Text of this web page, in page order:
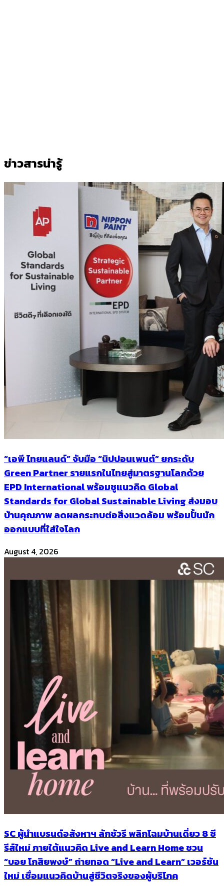
ข่าวสารน่ารู้
“เอพี ไทยแลนด์” จับมือ “นิปปอนเพนต์” ยกระดับ
Green Partner รายแรกในไทยสู่มาตรฐานโลกด้วย
EPD International พร้อมชูแนวคิด Global
Standards for Global Sustainable Living ส่งมอบ
บ้านคุณภาพ ลดผลกระทบต่อสิ่งแวดล้อม พร้อมปั้นนัก
ออกแบบที่ใส่ใจโลก
August 4, 2026
SC ผู้นำแบรนด์อสังหาฯ ลักชัวรี พลิกโฉมบ้านเดี่ยว 8 ซี
รีส์ใหม่ ภายใต้แนวคิด Live and Learn Home ชวน
“บอย โกสิยพงษ์” ถ่ายทอด “Live and Learn” เวอร์ชัน
ใหม่ เชื่อมแนวคิดบ้านสู่ชีวิตจริงของผู้บริโภค